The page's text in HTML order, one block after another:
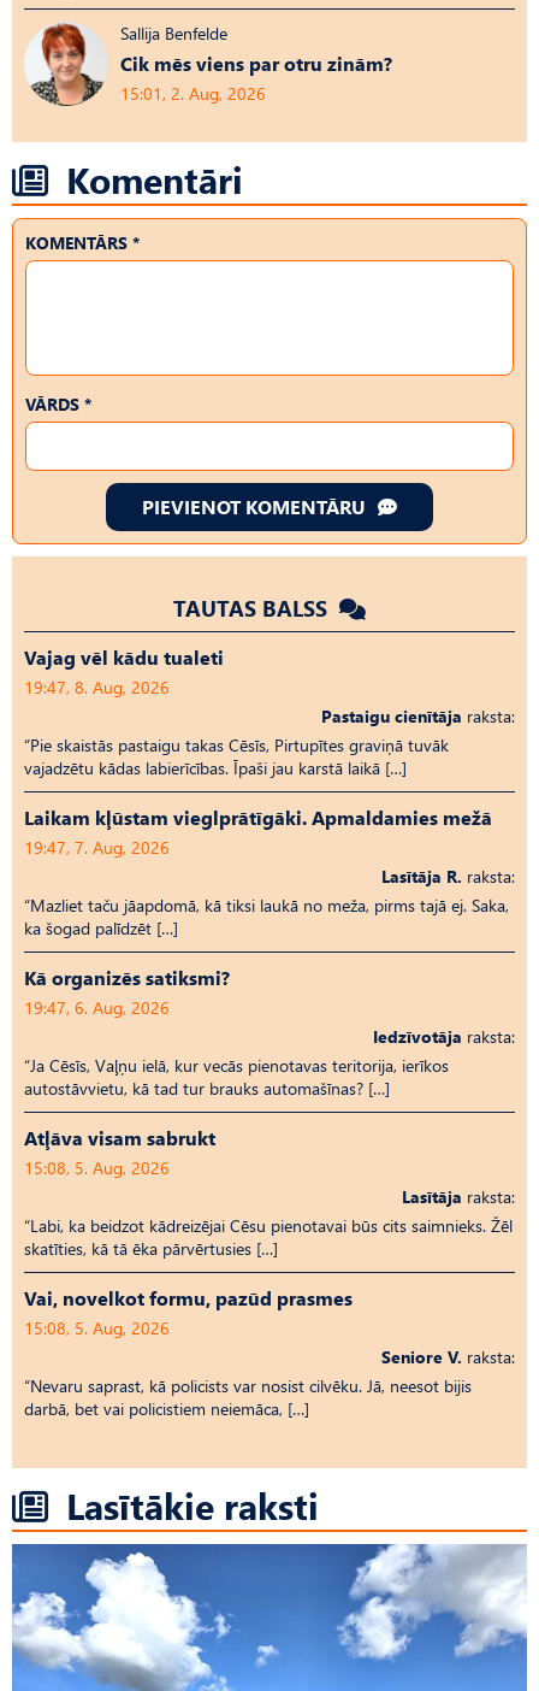
Sallija Benfelde
Cik mēs viens par otru zinām?
15:01, 2. Aug, 2026
Komentāri
KOMENTĀRS *
VĀRDS *
PIEVIENOT KOMENTĀRU
TAUTAS BALSS
Vajag vēl kādu tualeti
19:47, 8. Aug, 2026
Pastaigu cienītāja raksta:
“Pie skaistās pastaigu takas Cēsīs, Pirtupītes graviņā tuvāk
vajadzētu kādas labierīcības. Īpaši jau karstā laikā […]
Laikam kļūstam vieglprātīgāki. Apmaldamies mežā
19:47, 7. Aug, 2026
Lasītāja R. raksta:
“Mazliet taču jāapdomā, kā tiksi laukā no meža, pirms tajā ej. Saka,
ka šogad palīdzēt […]
Kā organizēs satiksmi?
19:47, 6. Aug, 2026
Iedzīvotāja raksta:
“Ja Cēsīs, Vaļņu ielā, kur vecās pienotavas teritorija, ierīkos
autostāvvietu, kā tad tur brauks automašīnas? […]
Atļāva visam sabrukt
15:08, 5. Aug, 2026
Lasītāja raksta:
“Labi, ka beidzot kādreizējai Cēsu pienotavai būs cits saimnieks. Žēl
skatīties, kā tā ēka pārvērtusies […]
Vai, novelkot formu, pazūd prasmes
15:08, 5. Aug, 2026
Seniore V. raksta:
“Nevaru saprast, kā policists var nosist cilvēku. Jā, neesot bijis
darbā, bet vai policistiem neiemāca, […]
Lasītākie raksti